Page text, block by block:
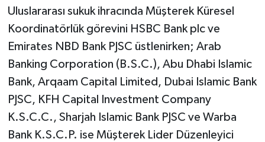
Uluslararası sukuk ihracında Müşterek Küresel
Koordinatörlük görevini HSBC Bank plc ve
Emirates NBD Bank PJSC üstlenirken; Arab
Banking Corporation (B.S.C.), Abu Dhabi Islamic
Bank, Arqaam Capital Limited, Dubai Islamic Bank
PJSC, KFH Capital Investment Company
K.S.C.C., Sharjah Islamic Bank PJSC ve Warba
Bank K.S.C.P. ise Müşterek Lider Düzenleyici